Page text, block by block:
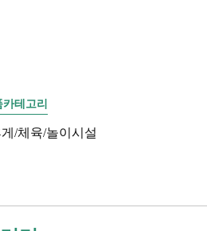
카테고리
/체육/놀이시설